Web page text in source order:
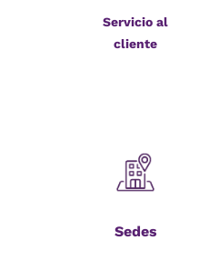
Servicio al
cliente
Sedes